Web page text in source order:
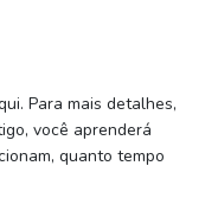
Para mais detalhes,
você aprenderá
quanto tempo